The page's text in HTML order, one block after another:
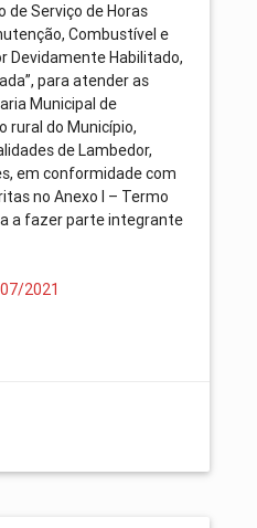
de Serviço de Horas
Combustível e
Devidamente Habilitado,
para atender as
Municipal de
rural do Município,
de Lambedor,
em conformidade com
no Anexo I – Termo
a fazer parte integrante
2021